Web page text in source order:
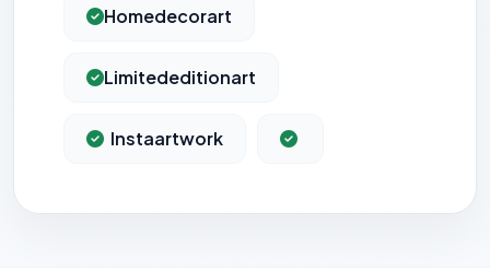
Homedecorart
Limitededitionart
Instaartwork